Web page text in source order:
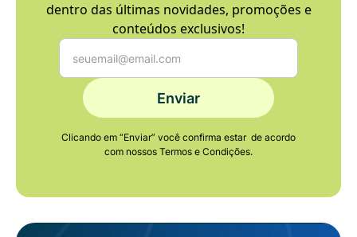
dentro das últimas novidades, promoções e
conteúdos exclusivos!
Clicando em “Enviar” você confirma estar de acordo
com nossos Termos e Condições.